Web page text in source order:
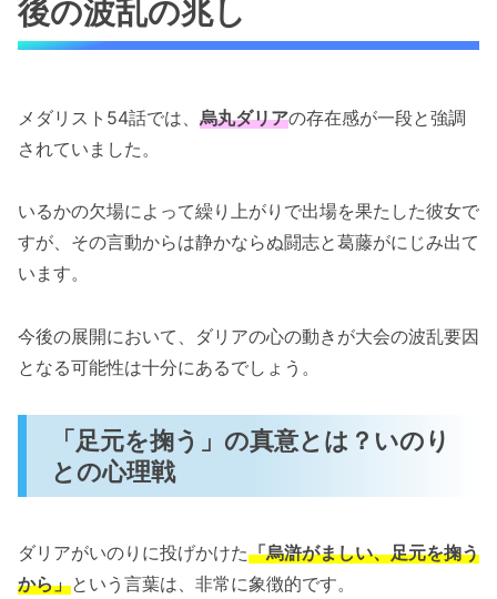
後の波乱の兆し
メダリスト54話では、 烏丸ダリアの存在感が一段と強調
されていました。
いるかの欠場によって繰り上がりで出場を果たした彼女で
すが、その言動からは静かならぬ闘志と葛藤がにじみ出て
います。
今後の展開において、ダリアの心の動きが大会の波乱要因
となる可能性は十分にあるでしょう。
「足元を掬う」の真意とは？いのり
との心理戦
ダリアがいのりに投げかけた「烏滸がましい、足元を掬う
から」という言葉は、非常に象徴的です。